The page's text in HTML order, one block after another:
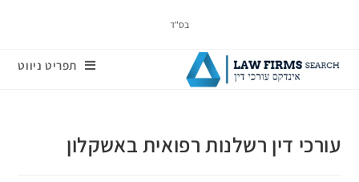
בס"ד
תפריט ניווט
עורכי דין רשלנות רפואית באשקלון